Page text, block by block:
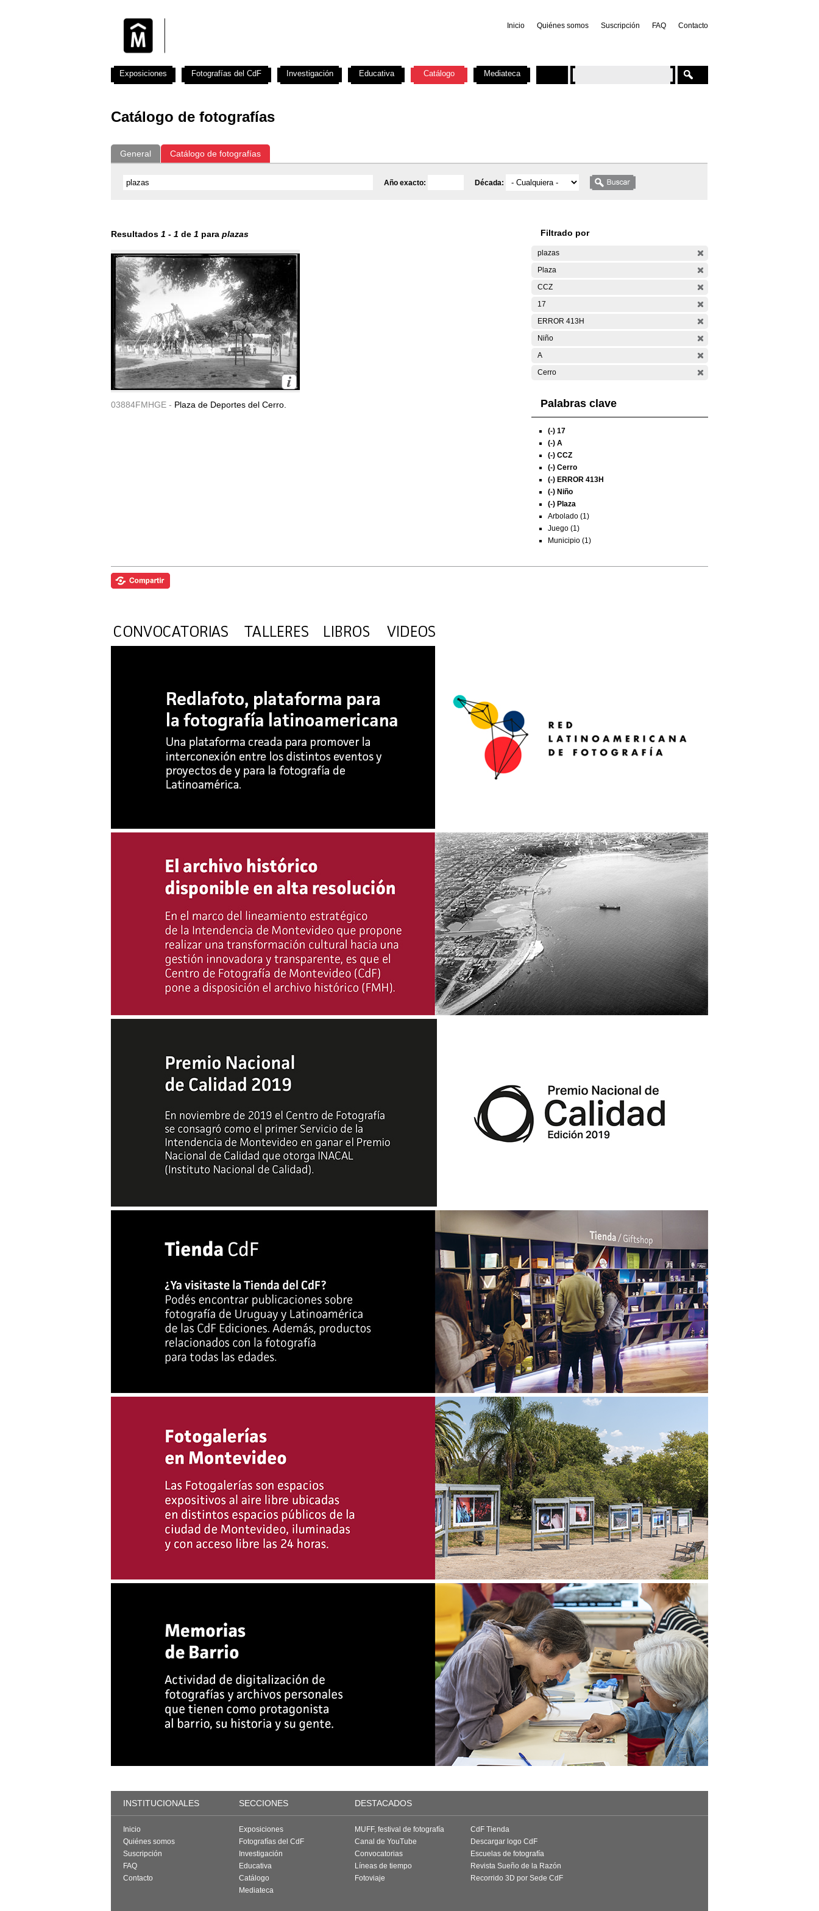
Inicio Quiénes somos Suscripción FAQ Contacto
Catálogo de fotografías
General Catálogo de fotografías
Año exacto: Década:
Resultados 1 - 1 de 1 para plazas
03884FMHGE - Plaza de Deportes del Cerro.
Filtrado por
plazas
Plaza
CCZ
17
ERROR 413H
Niño
A
Cerro
Palabras clave
(-) 17
(-) A
(-) CCZ
(-) Cerro
(-) ERROR 413H
(-) Niño
(-) Plaza
Arbolado (1)
Juego (1)
Municipio (1)
Exposiciones Fotografías del CdF Investigación Educativa Catálogo Mediateca
INSTITUCIONALES SECCIONES DESTACADOS
Inicio
Quiénes somos
Suscripción
FAQ
Contacto
Exposiciones
Fotografías del CdF
Investigación
Educativa
Catálogo
Mediateca
MUFF, festival de fotografía
Canal de YouTube
Convocatorias
Líneas de tiempo
Fotoviaje
CdF Tienda
Descargar logo CdF
Escuelas de fotografía
Revista Sueño de la Razón
Recorrido 3D por Sede CdF